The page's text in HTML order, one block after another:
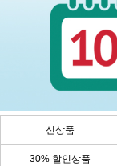
신상품
30% 할인상품